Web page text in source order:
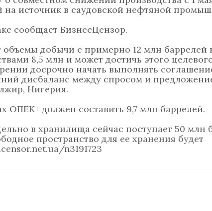
на источник в саудовской нефтяной
сообщает БизнесЦензор.
добычи с примерно 12 млн баррелей
8,5 млн и может достичь этого
досрочно начать выполнять
дисбаланс между спросом и
Нигерия.
должен составить 9,7 млн баррелей.
в хранилища сейчас поступает 50 млн
пространство для ее хранения будет
n3191723